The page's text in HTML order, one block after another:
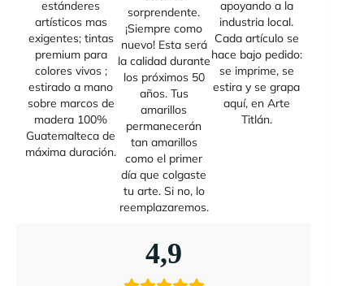
estánderes
artísticos mas
exigentes; tintas
premium para
colores vivos ;
estirado a mano
sobre marcos de
madera 100%
Guatemalteca de
máxima duración.
sorprendente.
¡Siempre como
nuevo! Esta será
la calidad durante
los próximos 50
años. Tus
amarillos
permanecerán
tan amarillos
como el primer
día que colgaste
tu arte. Si no, lo
reemplazaremos.
apoyando a la
industria local.
Cada artículo se
hace bajo pedido:
se imprime, se
estira y se grapa
aquí, en Arte
Titlán.
4,9